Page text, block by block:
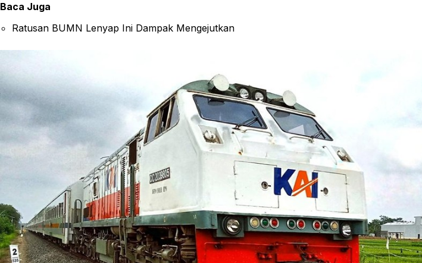
Baca Juga
Ratusan BUMN Lenyap Ini Dampak Mengejutkan